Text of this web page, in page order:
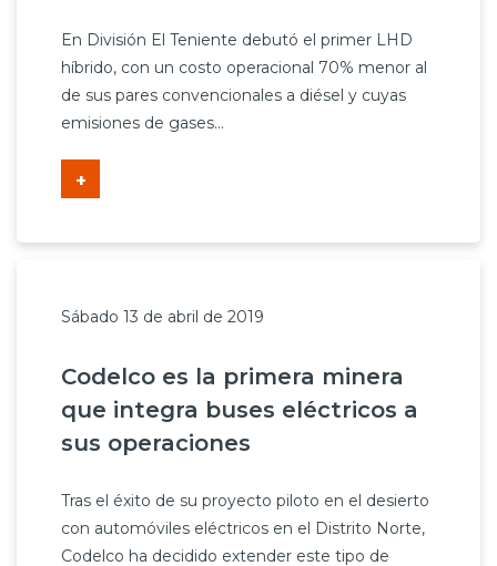
En División El Teniente debutó el primer LHD
híbrido, con un costo operacional 70% menor al
de sus pares convencionales a diésel y cuyas
emisiones de gases...
+
Sábado 13 de abril de 2019
Codelco es la primera minera
que integra buses eléctricos a
sus operaciones
Tras el éxito de su proyecto piloto en el desierto
con automóviles eléctricos en el Distrito Norte,
Codelco ha decidido extender este tipo de